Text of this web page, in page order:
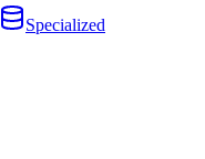
Specialized